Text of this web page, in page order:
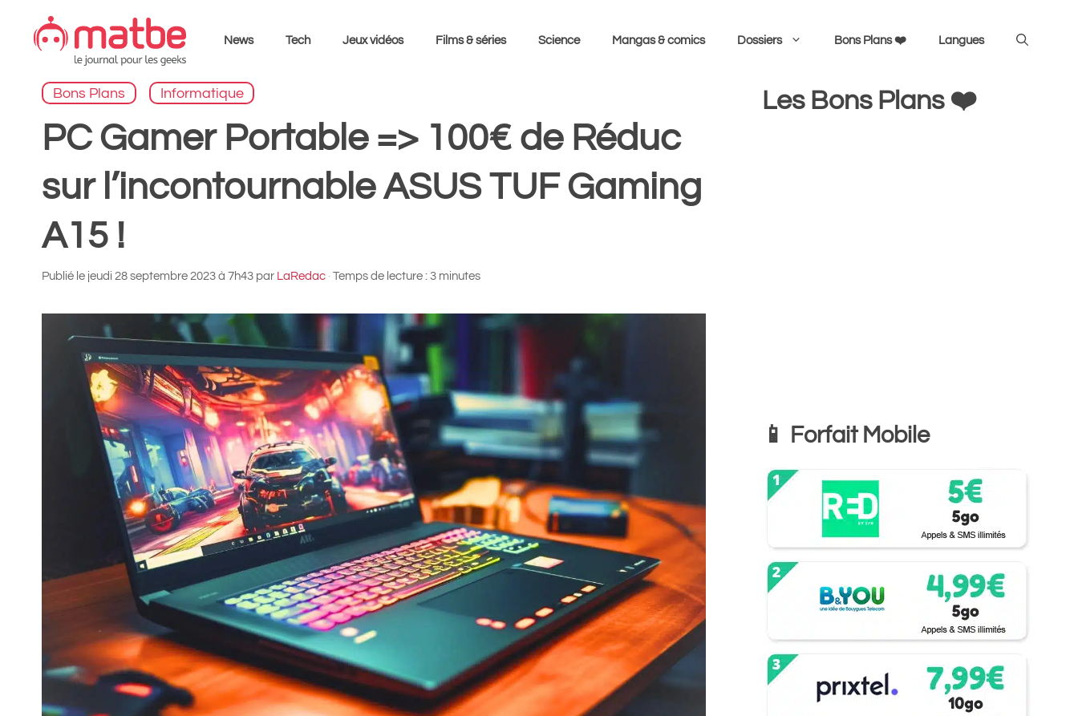
contenu
News Tech Jeux vidéos Films & séries Science Mangas & comics Dossiers Bons Plans ❤️ Langues
Bons Plans Informatique
PC Gamer Portable => 100€ de Réduc
sur l’incontournable ASUS TUF Gaming
A15 !
Publié le jeudi 28 septembre 2023 à 7h43 par LaRedac · Temps de lecture : 3 minutes
Les Bons Plans ❤️
📱 Forfait Mobile